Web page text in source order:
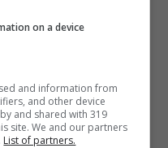
per affrontare
dei vari
on a device
and information from
and other device
and shared with 319
site. We and our partners
List of partners.